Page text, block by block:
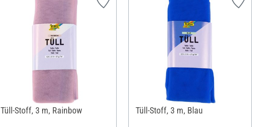
Tüll-Stoff, 3 m, Rainbow Tüll-Stoff, 3 m, Blau